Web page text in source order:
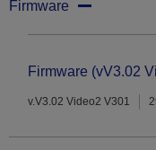
Firmware
Firmware (vV3.02
v.V3.02 Video2 V301